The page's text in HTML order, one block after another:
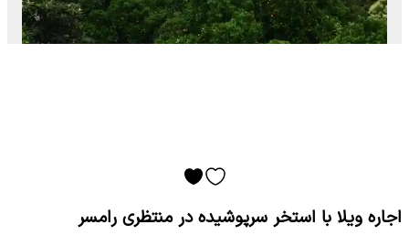
اجاره ویلا با استخر سرپوشیده در منتظری رامسر